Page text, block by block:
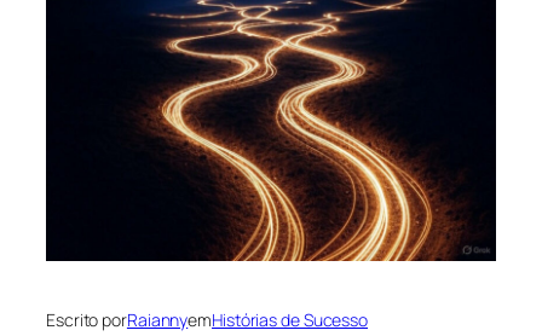
Escrito porRaiannyemHistórias de Sucesso